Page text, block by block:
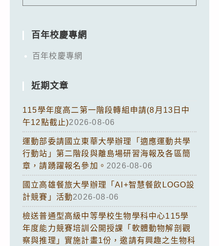
百年校慶專網
百年校慶專網
近期文章
115學年度高二第一階段轉組申請(8月13日中
午12點截止)2026-08-06
運動部委請國立東華大學辦理「適應運動共學
行動站」第二階段與離島場研習海報及各區簡
章，請踴躍報名參加。 2026-08-06
國立高雄餐旅大學辦理「AI+智慧餐飲LOGO設
計競賽」活動2026-08-06
檢送普通型高級中等學校生物學科中心115學
年度能力競賽培訓公開授課「軟體動物解剖觀
察與推理」實施計畫1份，邀請有興趣之生物科